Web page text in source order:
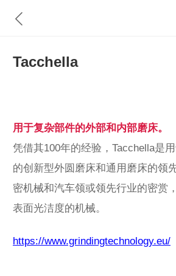
Tacchella
用于复杂部件的外部和内部磨床。
凭借其100年的经验，Tacchella是
的创新型外圆磨床和通用磨床的领
密机械和汽车领或领先行业的密赏
表面光洁度的机械。
https://www.grindingtechnology.eu/